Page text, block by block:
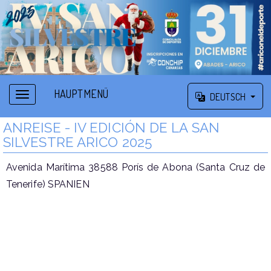
HAUPTMENÜ DEUTSCH
ANREISE - IV EDICIÓN DE LA SAN
SILVESTRE ARICO 2025
Avenida Marítima 38588 Porís de Abona (Santa Cruz de
Tenerife) SPANIEN